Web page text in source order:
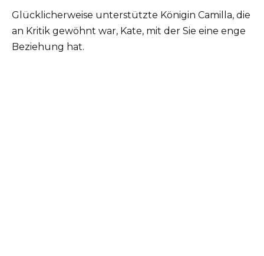
Glücklicherweise unterstützte Königin Camilla, die
an Kritik gewöhnt war, Kate, mit der Sie eine enge
Beziehung hat.